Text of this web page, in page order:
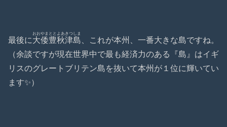
最後に大倭豊秋津島
おおやまととよあきつしま
、これが本州、一番大きな島ですね。
（余談ですが現在世界中で最も経済力のある『島』はイギ
リスのグレートブリテン島を抜いて本州が１位に輝いてい
ます✨）